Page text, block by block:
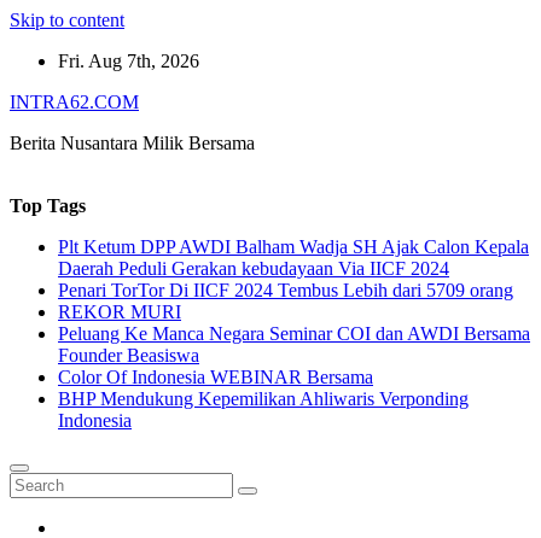
Skip to content
Fri. Aug 7th, 2026
INTRA62.COM
Berita Nusantara Milik Bersama
Top Tags
Plt Ketum DPP AWDI Balham Wadja SH Ajak Calon Kepala
Daerah Peduli Gerakan kebudayaan Via IICF 2024
Penari TorTor Di IICF 2024 Tembus Lebih dari 5709 orang
REKOR MURI
Peluang Ke Manca Negara Seminar COI dan AWDI Bersama
Founder Beasiswa
Color Of Indonesia WEBINAR Bersama
BHP Mendukung Kepemilikan Ahliwaris Verponding
Indonesia